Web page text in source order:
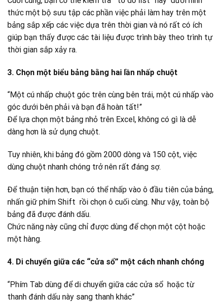
thức một bộ sưu tập các phần việc phải làm hay trên một
bảng sắp xếp các việc dựa trên thời gian và nó rất có ích
giúp bạn thấy được các tài liệu được trình bày theo trình tự
thời gian sắp xảy ra.
3. Chọn một biểu bảng bằng hai lần nhấp chuột
“Một cú nhấp chuột góc trên cùng bên trái, một cú nhấp vào
góc dưới bên phải và bạn đã hoàn tất!”
Để lựa chọn một bảng nhỏ trên Excel, không có gì là dễ
dàng hơn là sử dụng chuột.
Tuy nhiên, khi bảng đó gồm 2000 dòng và 150 cột, việc
dùng chuột nhanh chóng trở nên rất đáng sợ.
Để thuận tiện hơn, bạn có thể nhấp vào ô đầu tiên của bảng,
nhấn giữ phím Shift rồi chọn ô cuối cùng. Như vậy, toàn bộ
bảng đã được đánh dấu.
Chức năng này cũng chỉ được dùng để chọn một cột hoặc
một hàng.
4. Di chuyển giữa các “cửa sổ” một cách nhanh chóng
“Phím Tab dùng để di chuyển giữa các cửa sổ hoặc từ
thanh đánh dấu này sang thanh khác”